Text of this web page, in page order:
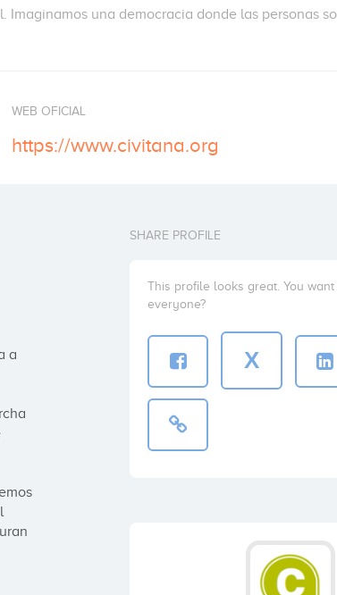
una democracia donde las personas
WEB OFICIAL
https://www.civitana.org
a
SHARE PROFILE
This profile looks great. You
everyone?
X